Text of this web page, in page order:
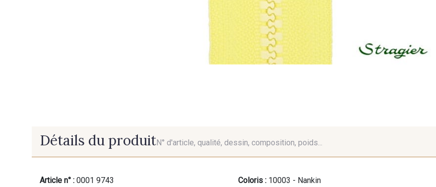
Détails du produitN° d'article, qualité, dessin, composition, poids...
Article n° : 0001 9743
Coloris : 10003 - Nankin